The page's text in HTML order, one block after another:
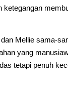
ketegangan
Mellie sama-
yang
tetapi penuh